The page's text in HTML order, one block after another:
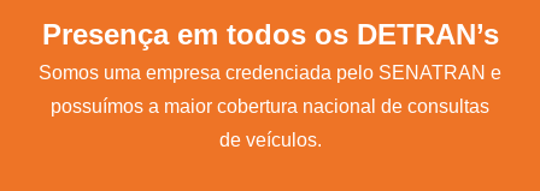
Presença em todos os DETRAN’s
Somos uma empresa credenciada pelo SENATRAN e
possuímos a maior cobertura nacional de consultas
de veículos.